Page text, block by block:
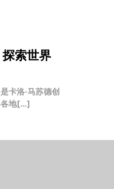
索世界
卡洛·马苏德创
各地[…]